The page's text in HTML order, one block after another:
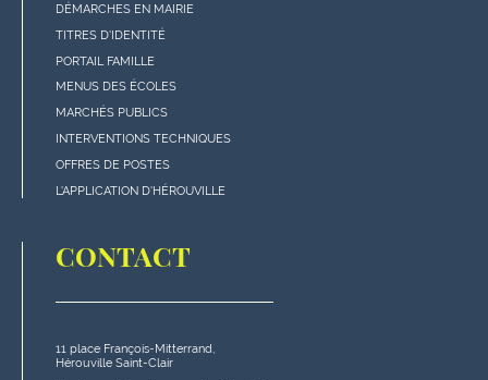
Menu
"Accès
rapides"
en
bas
de
page
DÉMARCHES EN MAIRIE
TITRES D'IDENTITÉ
PORTAIL FAMILLE
MENUS DES ÉCOLES
MARCHÉS PUBLICS
INTERVENTIONS TECHNIQUES
OFFRES DE POSTES
L'APPLICATION D'HÉROUVILLE
CONTACT
11 place François-Mitterrand,
Hérouville Saint-Clair